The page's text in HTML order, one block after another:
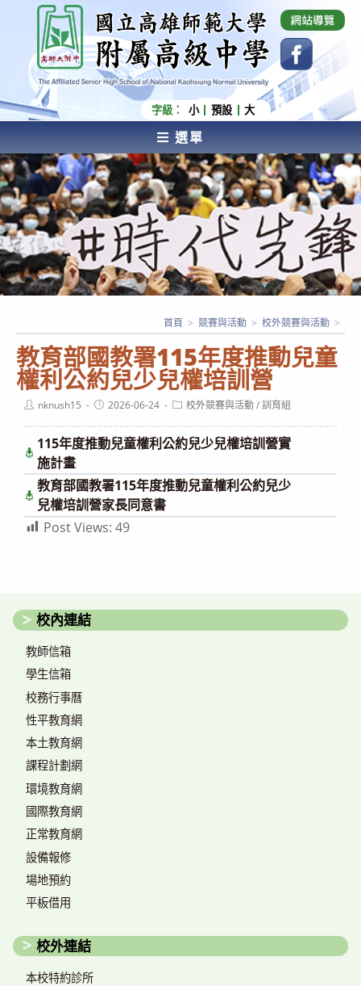
內
容
國立高雄師範大學附屬高級中學 Affiliated Senior
High School of National Kaohsiung Normal
University
字級： 小 預設 大
選單
AFFILIATED SENIOR HIGH SCHOOL OF NATIONAL
KAOHSIUNG NORMAL UNIVERSITY
教育部國教署115年度推動兒童
權利公約兒少兒權培訓營
首頁 > 競賽與活動 > 校外競賽與活動 >
Postnknush15
Post2026-06-24
Post校外競賽與活動/訓育組
115年度推動兒童權利公約兒少兒權培訓營實
施計畫
教育部國教署115年度推動兒童權利公約兒少
兒權培訓營家長同意書
Post Views: 49
校內連結
教師信箱
學生信箱
校務行事曆
性平教育網
本土教育網
課程計劃網
環境教育網
國際教育網
正常教育網
設備報修
場地預約
平板借用
校外連結
本校特約診所